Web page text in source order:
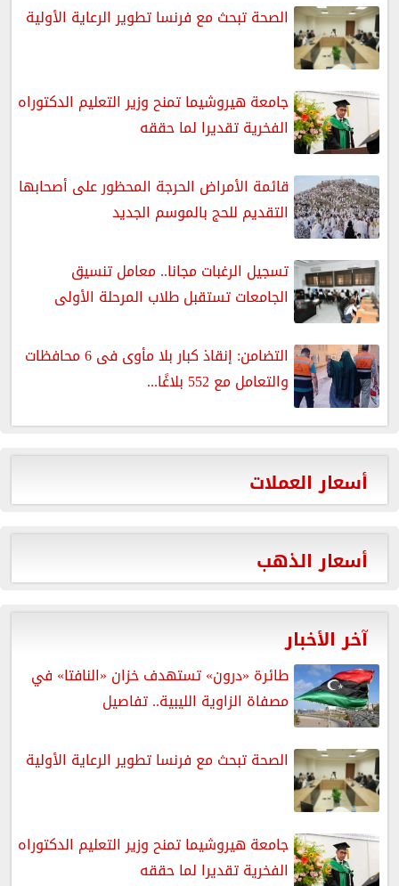
الصحة تبحث مع فرنسا تطوير الرعاية الأولية
جامعة هيروشيما تمنح وزير التعليم الدكتوراه
الفخرية تقديرا لما حققه
قائمة الأمراض الحرجة المحظور على أصحابها
التقديم للحج بالموسم الجديد
تسجيل الرغبات مجانا.. معامل تنسيق
الجامعات تستقبل طلاب المرحلة الأولى
التضامن: إنقاذ كبار بلا مأوى فى 6 محافظات
والتعامل مع 552 بلاغًا...
أسعار العملات
أسعار الذهب
آخر الأخبار
طائرة «درون» تستهدف خزان «النافتا» في
مصفاة الزاوية الليبية.. تفاصيل
الصحة تبحث مع فرنسا تطوير الرعاية الأولية
جامعة هيروشيما تمنح وزير التعليم الدكتوراه
الفخرية تقديرا لما حققه